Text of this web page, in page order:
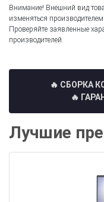
Внимание! Внешний вид
изменяться
Проверяйте заявленные
производителей.
🔥 СБОРКА
🔥
Лучшие